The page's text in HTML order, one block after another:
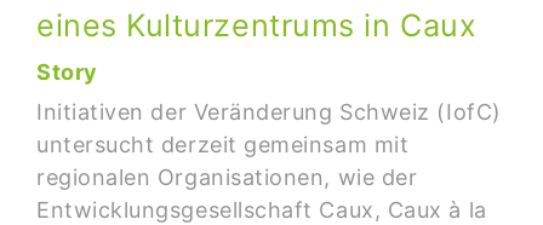
eines Kulturzentrums in Caux
Story
Initiativen der Veränderung Schweiz (IofC)
untersucht derzeit gemeinsam mit
regionalen Organisationen, wie der
Entwicklungsgesellschaft Caux, Caux à la